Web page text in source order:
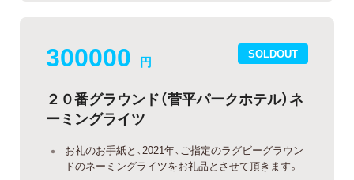
SOLDOUT
300000 円
２０番グラウンド（菅平パークホテル）ネ
ーミングライツ
お礼のお手紙と、2021年、ご指定のラグビーグラウン
ドのネーミングライツをお礼品とさせて頂きます。